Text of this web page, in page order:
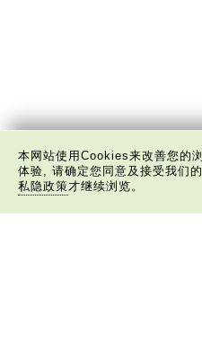
本网站使用Cookies来改善您的
体验, 请确定您同意及接受我们的
私隐政策才继续浏览。